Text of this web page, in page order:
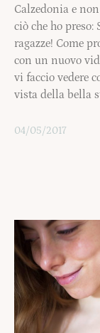
Calzedonia e
ciò che ho preso:
ragazze! Come
con un nuovo
vi faccio vedere
vista della bella
04/05/2017